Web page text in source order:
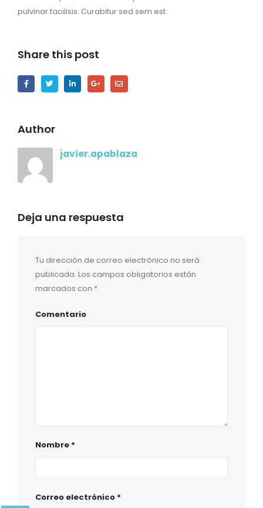
pulvinar facilisis. Curabitur sed sem est.
Share this post
Author
javier.apablaza
Deja una respuesta
Tu dirección de correo electrónico no será
publicada. Los campos obligatorios están
marcados con *
Comentario
Nombre *
Correo electrónico *